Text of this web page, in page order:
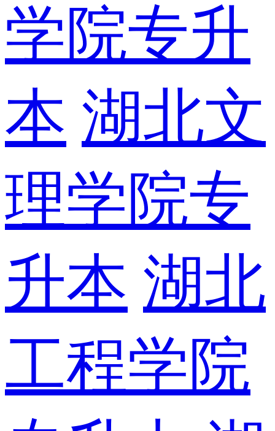
学院专升
本 湖北文
理学院专
升本 湖北
工程学院